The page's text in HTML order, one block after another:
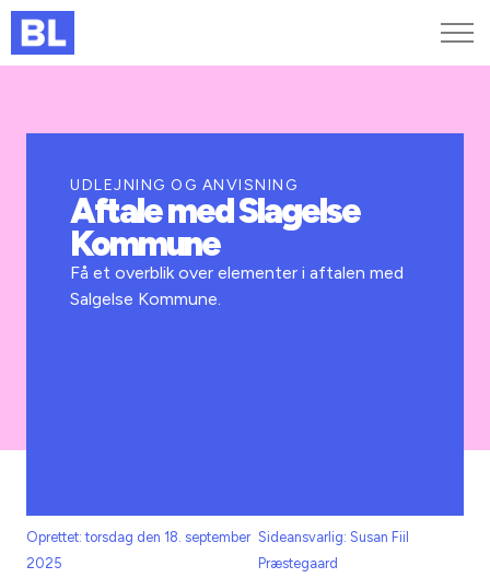
Kurser og arrangementer
Jobportalen
UDLEJNING OG ANVISNING
Aftale med Slagelse
Kommune
Få et overblik over elementer i aftalen med
Salgelse Kommune.
Oprettet: torsdag den 18. september
2025
Sideansvarlig: Susan Fiil
Præstegaard